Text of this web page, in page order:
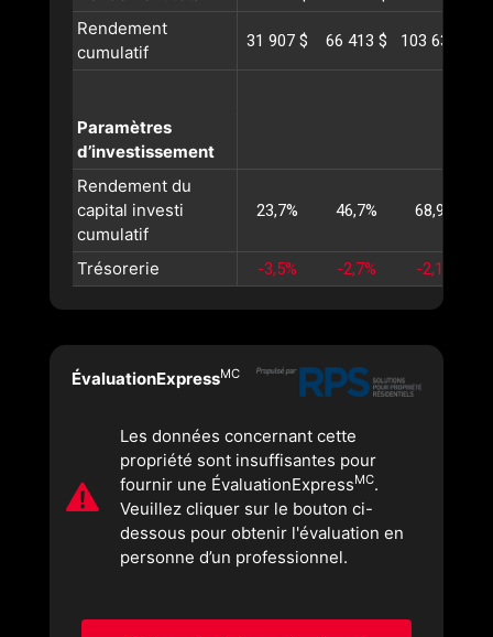
Rendement
cumulatif
31 907 $ 66 413 $ 103 631 $
Paramètres
d’investissement
Rendement du
capital investi
cumulatif
23,7% 46,7% 68,9%
Trésorerie -3,5% -2,7% -2,1%
ÉvaluationExpressMC
Les données concernant cette
propriété sont insuffisantes pour
fournir une ÉvaluationExpressMC.
Veuillez cliquer sur le bouton ci-
dessous pour obtenir l'évaluation en
personne d’un professionnel.